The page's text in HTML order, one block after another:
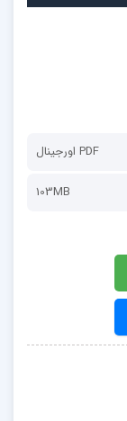
PDF اورجينال
103MB